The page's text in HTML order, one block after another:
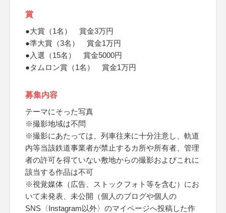
賞
●大賞（1名） 賞金3万円
●準大賞（3名） 賞金1万円
●入選（15名） 賞金5000円
●タムロン賞（1名） 賞金1万円
募集内容
テーマにそった写真
※撮影地域は不問
※撮影にあたっては、列車往来に十分注意し、軌道
内等当該鉄道事業者が禁止するカ所や所有者、管理
者の許可を得ていない敷地からの撮影およびこれに
該当する作品は不可
※視覚媒体（広告、ストックフォト等を含む）にお
いて未発表、未公開（個人のブログや個人の
SNS〈Instagram以外〉のマイページへ投稿した作